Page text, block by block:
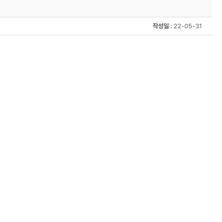
작성일 : 22-05-31